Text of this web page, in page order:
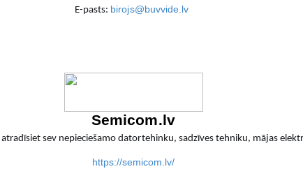
E-pasts: birojs@buvvide.lv
Semicom.lv
atradīsiet sev nepieciešamo datortehinku, sadzīves tehniku, mājas
https://semicom.lv/